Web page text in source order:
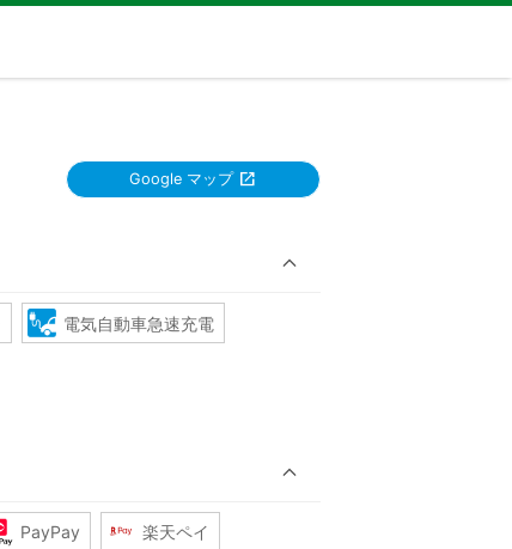
Google マップ
電気自動車急速充電
PayPay 楽天ペイ